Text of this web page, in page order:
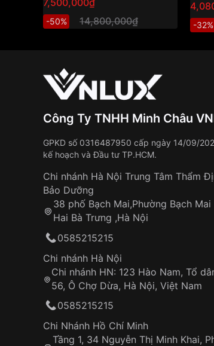
7,500,000₫
-50% 14,800,000₫ -32%
Công Ty TNHH Minh Châu
GPKD số 0316487950 cấp ngày 14/09/
kế hoạch và Đầu tư TP.HCM.
Chi nhánh Hà Nội Trung Tâm Thẩm
Bảo Dưỡng
38 phố Bạch Mai,Phường Bạch Mai
Hai Bà Trưng ,Hà Nội
0585215215
Chi nhánh Hà Nội
Chi nhánh HN: 123 Hào Nam, Tổ
56, Ô Chợ Dừa, Hà Nội, Việt Nam
0585215215
Chi Nhánh Hồ Chí Minh
Tầng 1, 34 Nguyễn Thị Minh Khai,